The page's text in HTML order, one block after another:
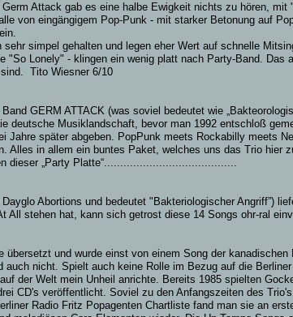
Attack gab es eine halbe Ewigkeit nichts zu hören,
von eingängigem Pop-Punk - mit starker Betonung auf
simpel gehalten und legen eher Wert auf schnelle
"So Lonely" - klingen ein wenig platt nach Party-Band.
Tito Wiesner 6/10
GERM ATTACK (was soviel bedeutet wie
deutsche Musiklandschaft, bevor man 1992 entschloß
später abgeben. PopPunk meets Rockabilly meets
Alles in allem ein buntes Paket, welches uns das Trio hier
dieser „Party Platte“.........................................
Abortions und bedeutet "Bakteriologischer Angriff”)
All stehen hat, kann sich getrost diese 14 Songs ohr-ral
und wurde einst von einem Song der
nicht. Spielt auch keine Rolle im Bezug auf die
der Welt mein Unheil anrichte. Bereits 1985 spielten
CD's veröffentlicht. Soviel zu den Anfangszeiten des
Radio Fritz Popagenten Chartliste fand man sie an